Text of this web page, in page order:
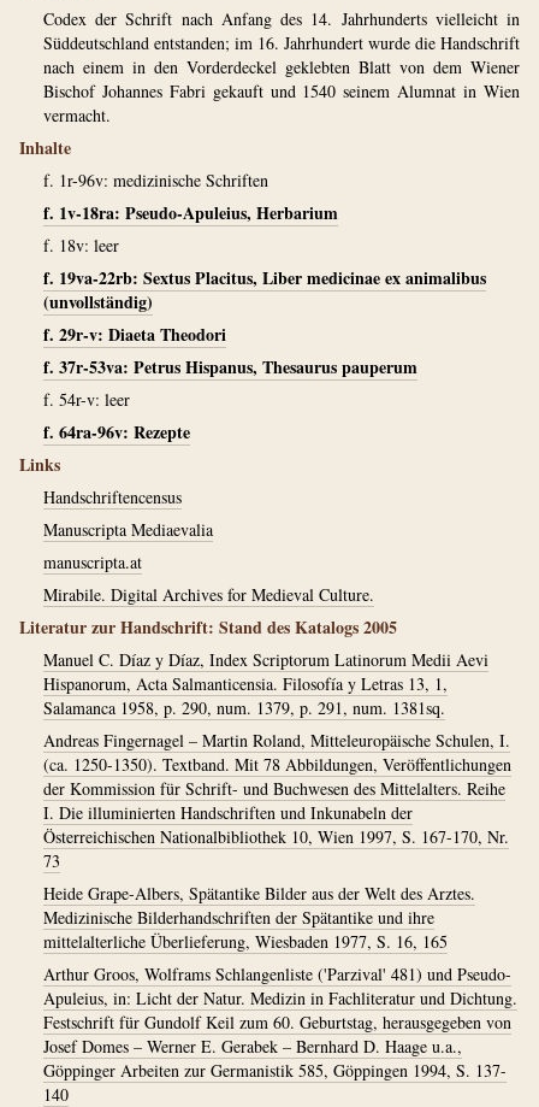
Codex der Schrift nach Anfang des 14. Jahrhunderts vielleicht in
Süddeutschland entstanden; im 16. Jahrhundert wurde die Handschrift
nach einem in den Vorderdeckel geklebten Blatt von dem Wiener
Bischof Johannes Fabri gekauft und 1540 seinem Alumnat in Wien
vermacht.
Inhalte
f. 1r-96v: medizinische Schriften
f. 1v-18ra: Pseudo-Apuleius, Herbarium
f. 18v: leer
f. 19va-22rb: Sextus Placitus, Liber medicinae ex animalibus
(unvollständig)
f. 29r-v: Diaeta Theodori
f. 37r-53va: Petrus Hispanus, Thesaurus pauperum
f. 54r-v: leer
f. 64ra-96v: Rezepte
Links
Handschriftencensus
Manuscripta Mediaevalia
manuscripta.at
Mirabile. Digital Archives for Medieval Culture.
Literatur zur Handschrift: Stand des Katalogs 2005
Manuel C. Díaz y Díaz, Index Scriptorum Latinorum Medii Aevi
Hispanorum, Acta Salmanticensia. Filosofía y Letras 13, 1,
Salamanca 1958, p. 290, num. 1379, p. 291, num. 1381sq.
Andreas Fingernagel – Martin Roland, Mitteleuropäische Schulen, I.
(ca. 1250-1350). Textband. Mit 78 Abbildungen, Veröffentlichungen
der Kommission für Schrift- und Buchwesen des Mittelalters. Reihe
I. Die illuminierten Handschriften und Inkunabeln der
Österreichischen Nationalbibliothek 10, Wien 1997, S. 167-170, Nr.
73
Heide Grape-Albers, Spätantike Bilder aus der Welt des Arztes.
Medizinische Bilderhandschriften der Spätantike und ihre
mittelalterliche Überlieferung, Wiesbaden 1977, S. 16, 165
Arthur Groos, Wolframs Schlangenliste ('Parzival' 481) und Pseudo-
Apuleius, in: Licht der Natur. Medizin in Fachliteratur und Dichtung.
Festschrift für Gundolf Keil zum 60. Geburtstag, herausgegeben von
Josef Domes – Werner E. Gerabek – Bernhard D. Haage u.a.,
Göppinger Arbeiten zur Germanistik 585, Göppingen 1994, S. 137-
140